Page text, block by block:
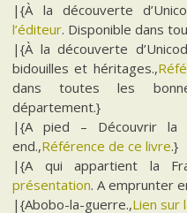
|{À la découverte
l’éditeur. Disponible dans
|{À la découverte
bidouilles et héritages.,
dans toutes les
département.}
|{A pied – Découvrir la
end.,Référence de ce livre.}
|{A qui appartient la
présentation. A emprunter
|{Abobo-la-guerre.,Lien sur